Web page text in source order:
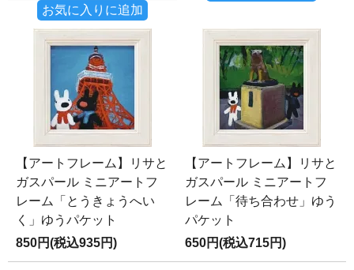
お気に入りに追加
【アートフレーム】リサと
ガスパール ミニアートフ
レーム「とうきょうへい
く」ゆうパケット
850円(税込935円)
【アートフレーム】リサと
ガスパール ミニアートフ
レーム「待ち合わせ」ゆう
パケット
650円(税込715円)